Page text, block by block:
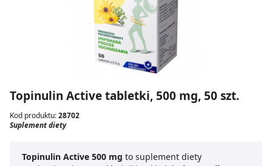
Topinulin Active tabletki, 500 mg, 50 szt.
Kod produktu:28702
Suplement diety
Topinulin Active 500 mg to suplement diety